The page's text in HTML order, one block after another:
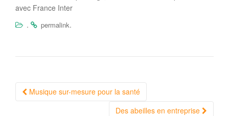
avec France Inter
.
permalink.
Navigation
Musique sur-mesure pour la santé
Des abeilles en entreprise